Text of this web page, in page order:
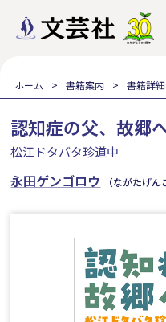
ホーム 書籍案内 書籍詳
認知症の父、故郷
松江ドタバタ珍道中
永田ゲンゴロウ （ながたげん